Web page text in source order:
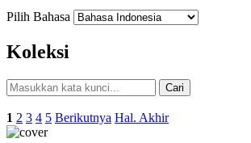
Pilih Bahasa
Koleksi
Cari
1 2 3 4 5 Berikutnya Hal. Akhir